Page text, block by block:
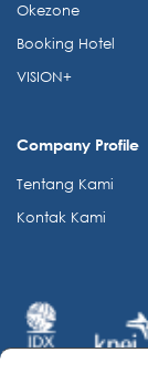
Okezone
Booking Hotel
VISION+
Company Profile
Tentang Kami
Kontak Kami